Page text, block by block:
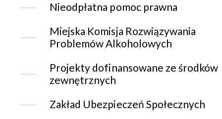
Nieodpłatna pomoc prawna
Miejska Komisja Rozwiązywania
Problemów Alkoholowych
Projekty dofinansowane ze środków
zewnętrznych
Zakład Ubezpieczeń Społecznych